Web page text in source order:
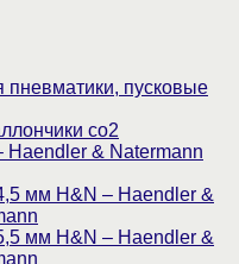
пусковые
со2
Haendler & Natermann
мм H&N – Haendler &
мм H&N – Haendler &